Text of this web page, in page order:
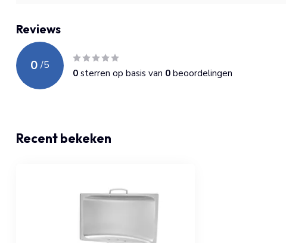
Reviews
0 /5
0sterren op basis van 0beoordelingen
Recent bekeken